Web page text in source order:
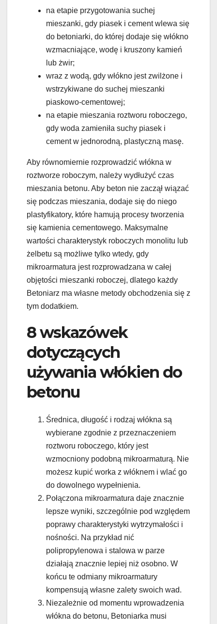
na etapie przygotowania suchej
mieszanki, gdy piasek i cement wlewa się
do betoniarki, do której dodaje się włókno
wzmacniające, wodę i kruszony kamień
lub żwir;
wraz z wodą, gdy włókno jest zwilżone i
wstrzykiwane do suchej mieszanki
piaskowo-cementowej;
na etapie mieszania roztworu roboczego,
gdy woda zamieniła suchy piasek i
cement w jednorodną, plastyczną masę.
Aby równomiernie rozprowadzić włókna w
roztworze roboczym, należy wydłużyć czas
mieszania betonu. Aby beton nie zaczął wiązać
się podczas mieszania, dodaje się do niego
plastyfikatory, które hamują procesy tworzenia
się kamienia cementowego. Maksymalne
wartości charakterystyk roboczych monolitu lub
żelbetu są możliwe tylko wtedy, gdy
mikroarmatura jest rozprowadzana w całej
objętości mieszanki roboczej, dlatego każdy
Betoniarz ma własne metody obchodzenia się z
tym dodatkiem.
8 wskazówek
dotyczących
używania włókien do
betonu
Średnica, długość i rodzaj włókna są
wybierane zgodnie z przeznaczeniem
roztworu roboczego, który jest
wzmocniony podobną mikroarmaturą. Nie
możesz kupić worka z włóknem i wlać go
do dowolnego wypełnienia.
Połączona mikroarmatura daje znacznie
lepsze wyniki, szczególnie pod względem
poprawy charakterystyki wytrzymałości i
nośności. Na przykład nić
polipropylenowa i stalowa w parze
działają znacznie lepiej niż osobno. W
końcu te odmiany mikroarmatury
kompensują własne zalety swoich wad.
Niezależnie od momentu wprowadzenia
włókna do betonu, Betoniarka musi